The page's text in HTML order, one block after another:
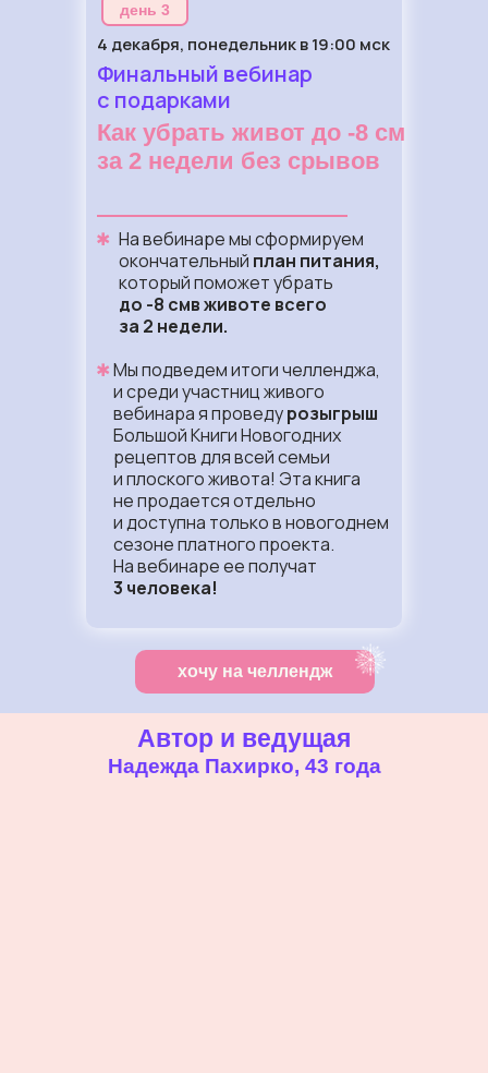
день 3
4 декабря, понедельник в 19:00 мск
Финальный вебинар
с подарками
Как убрать живот до -8 см
за 2 недели без срывов
Мы подведем итоги челленджа,
и среди участниц живого
вебинара я проведурозыгрыш
Большой Книги Новогодних
рецептов для всей семьи
и плоского живота! Эта книга
не продается отдельно
и доступна только в новогоднем
сезоне платного проекта.
На вебинаре ее получат
3 человека!
На вебинаре мы сформируем
окончательный план питания,
который поможет убрать
до -8 смв животе всего
за 2 недели.
✱
✱
хочу на челлендж
Автор и ведущая
Надежда Пахирко, 43 года